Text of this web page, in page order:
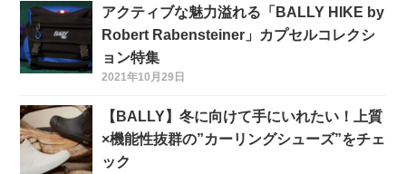
アクティブな魅力溢れる「BALLY HIKE by
Robert Rabensteiner」カプセルコレクシ
ョン特集
2021年10月29日
【BALLY】冬に向けて手にいれたい！上質
×機能性抜群の”カーリングシューズ”をチェ
ック